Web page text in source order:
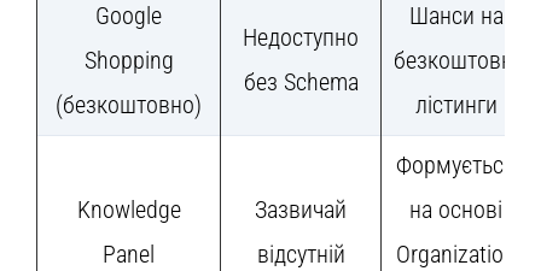
Google
Shopping
(безкоштовно)
Недоступно
без Schema
Шанси на
безкоштовні
лістинги
Knowledge
Panel
Зазвичай
відсутній
Формується
на основі
Organization